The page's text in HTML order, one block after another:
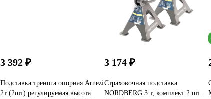
3 392 ₽
Подставка тренога опорная Arnezi
2т (2шт) регулируемая высота
3 174 ₽
Страховочная подставка
NORDBERG 3 т, комплект 2 шт.